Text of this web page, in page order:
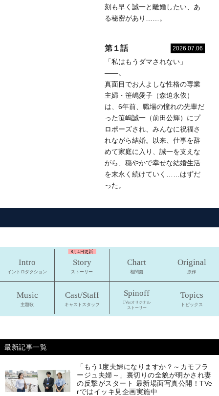
刻も早く誠一と離婚したい、あ
る秘密があり……。
第１話 2026.07.06
「私はもうダマされない」
――。
真面目でお人よしな性格の専業
主婦・笹嶋愛子（森迫永依）
は、6年前、職場の憧れの先輩だ
った笹嶋誠一（前田公輝）にプ
ロポーズされ、みんなに祝福さ
れながら結婚。以来、仕事を辞
めて家庭に入り、誠一を支えな
がら、穏やかで幸せな結婚生活
を末永く続けていく……はずだ
った。
8月4日更新
最新記事一覧
「もう1度夫婦になりますか？～カモフラ
ージュ夫婦～」裏切りの全貌が明かされ妻
の反撃がスタート 最新場面写真公開！TVe
rではイッキ見企画実施中